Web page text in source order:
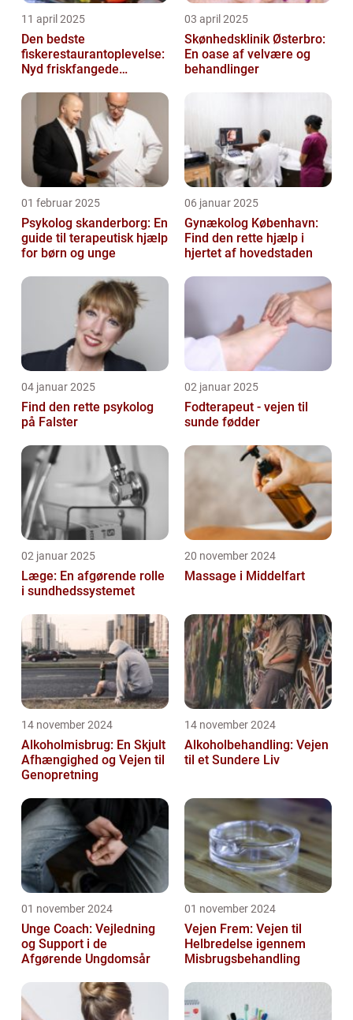
11 april 2025
Den bedste
fiskerestaurantoplevelse:
Nyd friskfangede
03 april 2025
Skønhedsklinik Østerbro:
En oase af velvære og
behandlinger
01 februar 2025
Psykolog skanderborg: En
guide til terapeutisk hjælp
for børn og unge
06 januar 2025
Gynækolog København:
Find den rette hjælp i
hjertet af hovedstaden
04 januar 2025
Find den rette psykolog
på Falster
02 januar 2025
Fodterapeut - vejen til
sunde fødder
02 januar 2025
Læge: En afgørende rolle
i sundhedssystemet
20 november 2024
Massage i Middelfart
14 november 2024
Alkoholmisbrug: En Skjult
Afhængighed og Vejen til
Genopretning
14 november 2024
Alkoholbehandling: Vejen
til et Sundere Liv
01 november 2024
Unge Coach: Vejledning
og Support i de
Afgørende Ungdomsår
01 november 2024
Vejen Frem: Vejen til
Helbredelse igennem
Misbrugsbehandling